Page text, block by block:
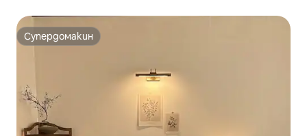
Супердомакин
Супердомакин